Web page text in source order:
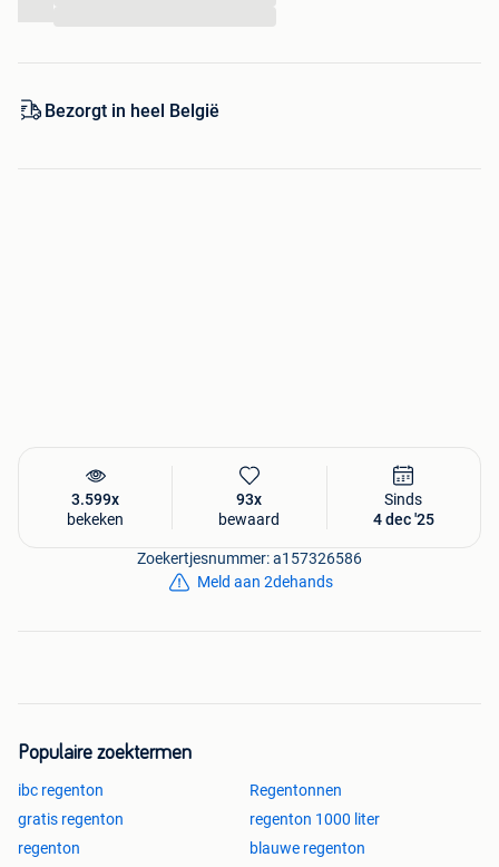
Halve whiskyvaten: €60,-
Andere dagen: op afspraak
Bezorging
Houten regenton - eikenhout- regenton - wijnvat - whiskyvat
- tuindecoratie - regentonklaar
Bezorgt in heel België
3.599x
bekeken
93x
bewaard
Sinds
4 dec '25
Zoekertjesnummer: a157326586
Meld aan 2dehands
Populaire zoektermen
ibc regenton
Regentonnen
gratis regenton
regenton 1000 liter
regenton
blauwe regenton